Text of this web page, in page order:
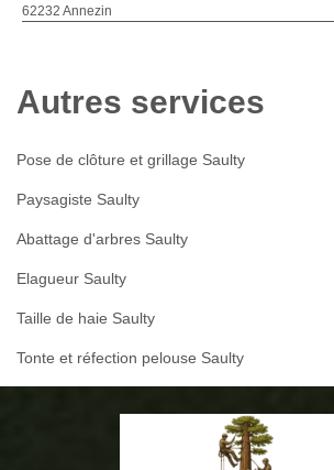
62232 Annezin
Autres services
Pose de clôture et grillage Saulty
Paysagiste Saulty
Abattage d'arbres Saulty
Elagueur Saulty
Taille de haie Saulty
Tonte et réfection pelouse Saulty